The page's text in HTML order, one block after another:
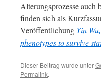
Alterungsprozesse auch
finden sich als
Veröffentlichung Yin
phenotypes to survive
Dieser Beitrag wurde unter
Permalink.